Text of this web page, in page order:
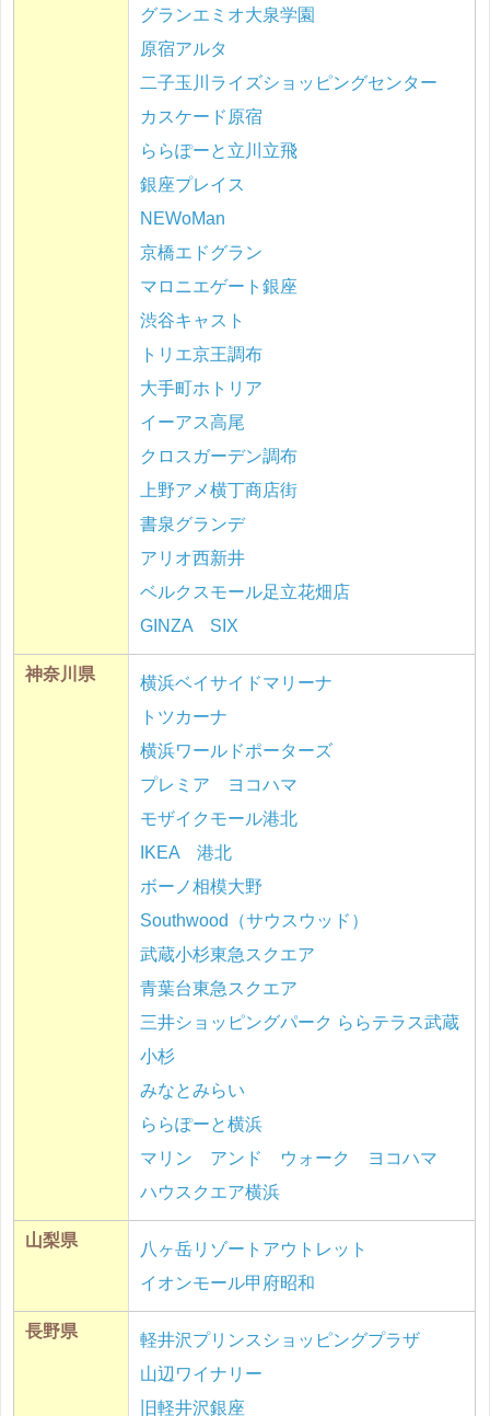
グランエミオ大泉学園
原宿アルタ
二子玉川ライズショッピングセンター
カスケード原宿
ららぽーと立川立飛
銀座プレイス
NEWoMan
京橋エドグラン
マロニエゲート銀座
渋谷キャスト
トリエ京王調布
大手町ホトリア
イーアス高尾
クロスガーデン調布
上野アメ横丁商店街
書泉グランデ
アリオ西新井
ベルクスモール足立花畑店
GINZA SIX
神奈川県
横浜ベイサイドマリーナ
トツカーナ
横浜ワールドポーターズ
プレミア ヨコハマ
モザイクモール港北
IKEA 港北
ボーノ相模大野
Southwood（サウスウッド）
武蔵小杉東急スクエア
青葉台東急スクエア
三井ショッピングパーク ららテラス武蔵
小杉
みなとみらい
ららぽーと横浜
マリン アンド ウォーク ヨコハマ
ハウスクエア横浜
山梨県
八ヶ岳リゾートアウトレット
イオンモール甲府昭和
長野県
軽井沢プリンスショッピングプラザ
山辺ワイナリー
旧軽井沢銀座